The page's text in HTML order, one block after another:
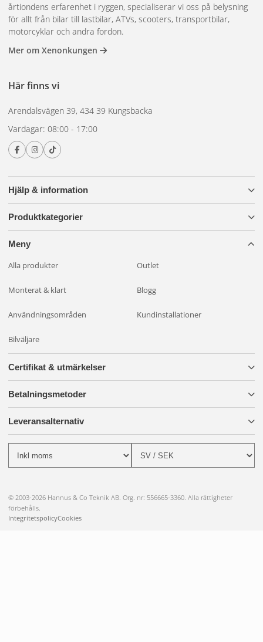
Hjälp & information
Produktkategorier
Meny
Alla produkter Outlet
Monterat & klart Blogg
Användningsområden Kundinstallationer
Bilväljare
årtiondens erfarenhet i ryggen, specialiserar vi oss på belysning
för allt från bilar till lastbilar, ATVs, scooters, transportbilar,
motorcyklar och andra fordon.
Mer om Xenonkungen
Här finns vi
Arendalsvägen 39, 434 39 Kungsbacka
Vardagar: 08:00 - 17:00
Certifikat & utmärkelser
Betalningsmetoder
Leveransalternativ
© 2003-2026 Hannus & Co Teknik AB. Org. nr: 556665-3360. Alla rättigheter
förbehålls.
IntegritetspolicyCookies